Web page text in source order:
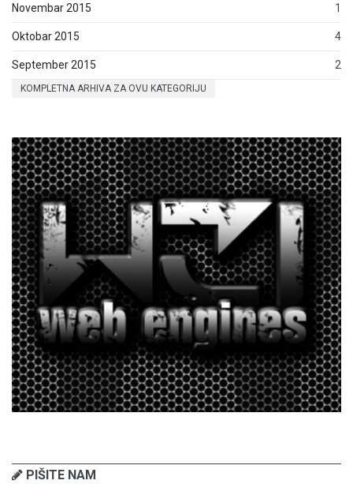
Novembar 2015 1
Oktobar 2015 4
September 2015 2
KOMPLETNA ARHIVA ZA OVU KATEGORIJU
PIŠITE NAM